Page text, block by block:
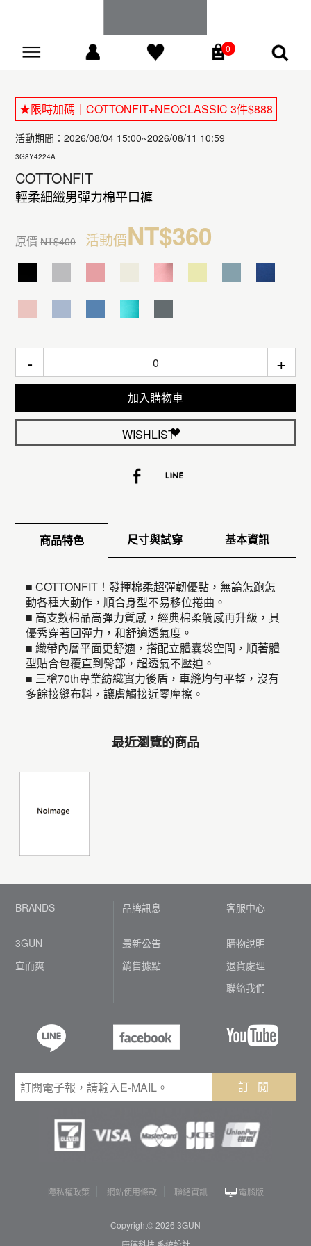
0
★限時加碼｜COTTONFIT+NEOCLASSIC 3件$888
活動期間：2026/08/04 15:00~2026/08/11 10:59
3G8Y4224A
COTTONFIT
輕柔細纖男彈力棉平口褲
原價NT$400 活動價NT$360
- +
加入購物車
WISHLIST
商品特色 尺寸與試穿 基本資訊
■ COTTONFIT！發揮棉柔超彈韌優點，無論怎跑怎
動各種大動作，順合身型不易移位捲曲。
■ 高支數棉品高彈力質感，經典棉柔觸感再升級，具
優秀穿著回彈力，和舒適透氣度。
■ 織帶內層平面更舒適，搭配立體囊袋空間，順著體
型貼合包覆直到臀部，超透氣不壓迫。
■ 三槍70th專業紡織實力後盾，車縫均勻平整，沒有
多餘接縫布料，讓膚觸接近零摩擦。
最近瀏覽的商品
BRANDS
3GUN
宜而爽
品牌訊息
最新公告
銷售據點
客服中心
購物說明
退貨處理
聯絡我們
訂 閱
隱私權政策 網站使用條款 聯絡資訊 電腦版
Copyright© 2026 3GUN